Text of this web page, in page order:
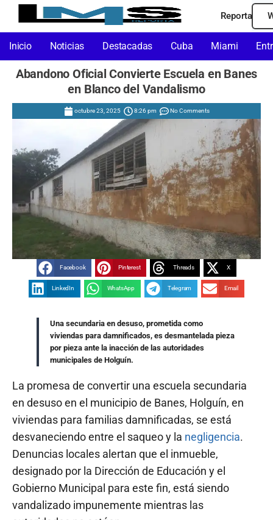
Reporta
Inicio Noticias Destacadas Cuba Miami
Abandono Oficial Convierte Escuela en Banes
en Blanco del Vandalismo
octubre 23, 2025 8:26 pm No Comments
Facebook Pinterest Threads X
LinkedIn WhatsApp Telegram Email
Una secundaria en desuso, prometida como
viviendas para damnificados, es desmantelada pieza
por pieza ante la inacción de las autoridades
municipales de Holguín.
La promesa de convertir una escuela secundaria
en desuso en el municipio de Banes, Holguín, en
viviendas para familias damnificadas, se está
desvaneciendo entre el saqueo y la negligencia.
Denuncias locales alertan que el inmueble,
designado por la Dirección de Educación y el
Gobierno Municipal para este fin, está siendo
vandalizado impunemente mientras las